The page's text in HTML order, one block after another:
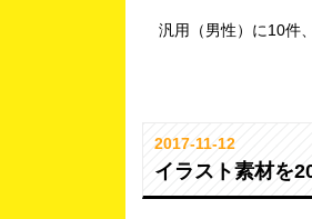
汎用（男性）に10件
2017-11-12
イラスト素材を